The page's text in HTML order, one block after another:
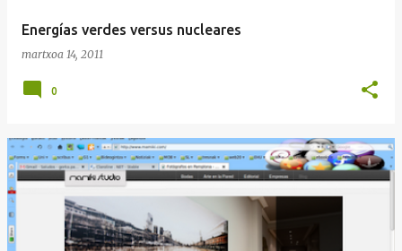
Energías verdes versus nucleares
martxoa 14, 2011
0